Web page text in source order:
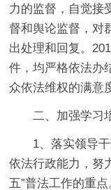
力的监督，自觉接
督和舆论监督，对
出处理和回复。
件，均严格依法办
众依法维权的满意
二、加强学习
1、落实领导
依法行政能力，努
五”普法工作的重